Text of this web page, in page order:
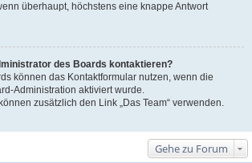
überhaupt, höchstens eine knappe Antwort
des Boards kontaktieren?
können das Kontaktformular nutzen, wenn die
Administration aktiviert wurde.
zusätzlich den Link „Das Team“ verwenden.
Gehe zu Forum